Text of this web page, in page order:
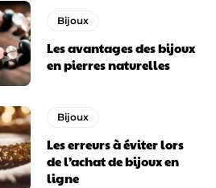
Bijoux
Les avantages des bijoux
en pierres naturelles
Bijoux
Les erreurs à éviter lors
de l’achat de bijoux en
ligne